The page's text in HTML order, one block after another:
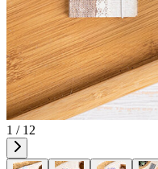
1 / 12